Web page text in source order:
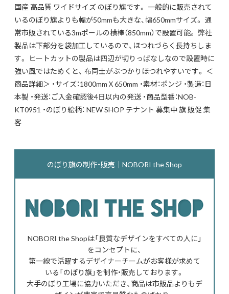
国産 高品質 ワイドサイズ のぼり旗です。 一般的に販売されて
いるのぼり旗よりも幅が50mmも大きな、幅650mmサイズ。 通
常市販されている3mポールの横棒（850mm）で設置可能。 弊社
製品は下部分を袋加工しているので、ほつれづらく長持ちしま
す。 ヒートカットの製品は四辺が切りっぱなしなので設置時に
強い風ではためくと、 布同士がぶつかりほつれやすいです。 ＜
商品詳細＞ ・サイズ：1800mmＸ650mm ・素材：ポンジ ・製造：日
本製 ・発送：ご入金確認後4日以内の発送 ・商品型番：NOB-
KT0951 ・のぼり絵柄： NEW SHOP テナント 募集中 旗 販促 集
客
のぼり旗の制作・販売｜NOBORI the Shop
NOBORI the Shopは「良質なデザインをすべての人に」
をコンセプトに、
第一線で活躍するデザイナーチームがお客様が求めて
いる「のぼり旗」を制作・販売しております。
大手のぼり工場に協力いただき、商品は市販品よりもデ